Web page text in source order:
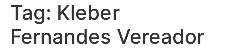
Tag: Kleber
Fernandes Vereador